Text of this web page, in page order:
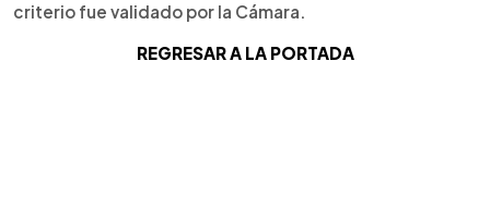
criterio fue validado por la Cámara.
REGRESAR A LA PORTADA